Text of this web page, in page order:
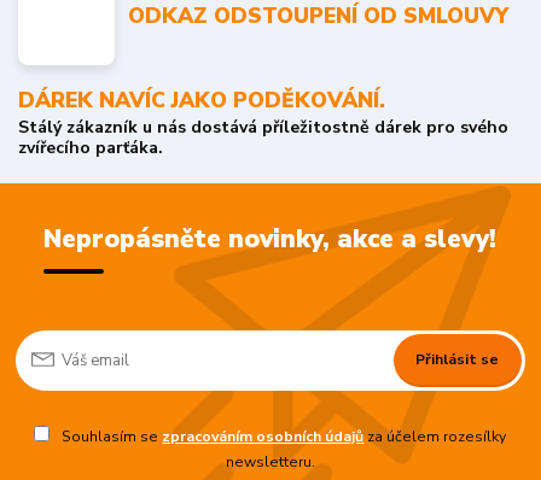
ODKAZ ODSTOUPENÍ OD SMLOUVY
DÁREK NAVÍC JAKO PODĚKOVÁNÍ.
Stálý zákazník u nás dostává příležitostně dárek pro svého
zvířecího parťáka.
Nepropásněte novinky, akce a slevy!
Přihlásit se
Souhlasím se zpracováním osobních údajůza účelem rozesílky
newsletteru.